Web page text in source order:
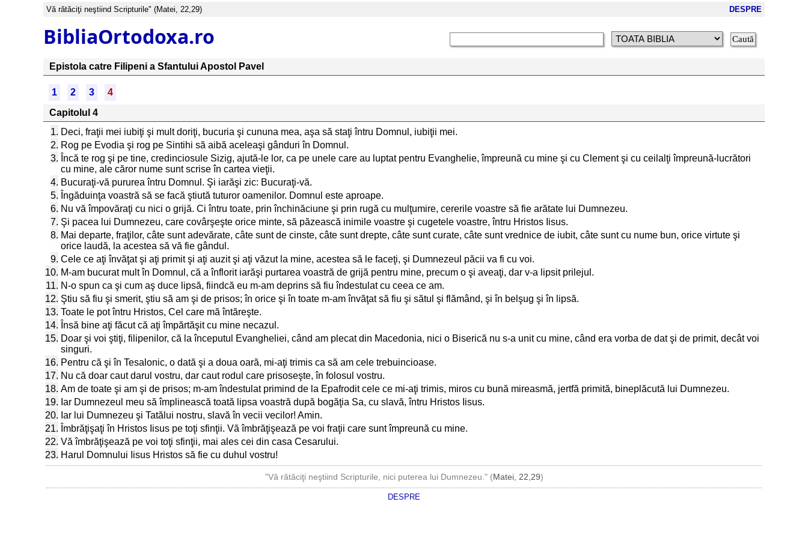
Vă rătăciţi neştiind Scripturile" (Matei, 22,29) DESPRE
BibliaOrtodoxa.ro
Epistola catre Filipeni a Sfantului Apostol Pavel
1 2 3
4
Capitolul 4
1. Deci, fraţii mei iubiţi şi mult doriţi, bucuria şi cununa mea, aşa să staţi întru Domnul, iubiţii mei.
2. Rog pe Evodia şi rog pe Sintihi să aibă aceleaşi gânduri în Domnul.
3. Încă te rog şi pe tine, credinciosule Sizig, ajută-le lor, ca pe unele care au luptat pentru Evanghelie, împreună cu mine şi cu Clement şi cu ceilalţi împreună-lucrători
cu mine, ale căror nume sunt scrise în cartea vieţii.
4. Bucuraţi-vă pururea întru Domnul. Şi iarăşi zic: Bucuraţi-vă.
5. Îngăduinţa voastră să se facă ştiută tuturor oamenilor. Domnul este aproape.
6. Nu vă împovăraţi cu nici o grijă. Ci întru toate, prin închinăciune şi prin rugă cu mulţumire, cererile voastre să fie arătate lui Dumnezeu.
7. Şi pacea lui Dumnezeu, care covârşeşte orice minte, să păzească inimile voastre şi cugetele voastre, întru Hristos Iisus.
8. Mai departe, fraţilor, câte sunt adevărate, câte sunt de cinste, câte sunt drepte, câte sunt curate, câte sunt vrednice de iubit, câte sunt cu nume bun, orice virtute şi
orice laudă, la acestea să vă fie gândul.
9. Cele ce aţi învăţat şi aţi primit şi aţi auzit şi aţi văzut la mine, acestea să le faceţi, şi Dumnezeul păcii va fi cu voi.
10. M-am bucurat mult în Domnul, că a înflorit iarăşi purtarea voastră de grijă pentru mine, precum o şi aveaţi, dar v-a lipsit prilejul.
11. N-o spun ca şi cum aş duce lipsă, fiindcă eu m-am deprins să fiu îndestulat cu ceea ce am.
12. Ştiu să fiu şi smerit, ştiu să am şi de prisos; în orice şi în toate m-am învăţat să fiu şi sătul şi flămând, şi în belşug şi în lipsă.
13. Toate le pot întru Hristos, Cel care mă întăreşte.
14. Însă bine aţi făcut că aţi împărtăşit cu mine necazul.
15. Doar şi voi ştiţi, filipenilor, că la începutul Evangheliei, când am plecat din Macedonia, nici o Biserică nu s-a unit cu mine, când era vorba de dat şi de primit, decât voi
singuri.
16. Pentru că şi în Tesalonic, o dată şi a doua oară, mi-aţi trimis ca să am cele trebuincioase.
17. Nu că doar caut darul vostru, dar caut rodul care prisoseşte, în folosul vostru.
18. Am de toate şi am şi de prisos; m-am îndestulat primind de la Epafrodit cele ce mi-aţi trimis, miros cu bună mireasmă, jertfă primită, bineplăcută lui Dumnezeu.
19. Iar Dumnezeul meu să împlinească toată lipsa voastră după bogăţia Sa, cu slavă, întru Hristos Iisus.
20. Iar lui Dumnezeu şi Tatălui nostru, slavă în vecii vecilor! Amin.
21. Îmbrăţişaţi în Hristos Iisus pe toţi sfinţii. Vă îmbrăţişează pe voi fraţii care sunt împreună cu mine.
22. Vă îmbrăţişează pe voi toţi sfinţii, mai ales cei din casa Cesarului.
23. Harul Domnului Iisus Hristos să fie cu duhul vostru!
"Vă rătăciţi neştiind Scripturile, nici puterea lui Dumnezeu." (Matei, 22,29)
DESPRE